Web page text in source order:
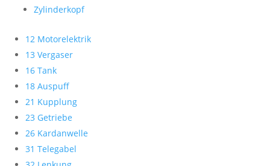
Zylinderkopf
12 Motorelektrik
13 Vergaser
16 Tank
18 Auspuff
21 Kupplung
23 Getriebe
26 Kardanwelle
31 Telegabel